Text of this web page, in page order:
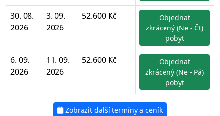
30. 08.
2026
3. 09.
2026
52.600 Kč
Objednat
zkrácený (Ne - Čt)
pobyt
6. 09.
2026
11. 09.
2026
52.600 Kč
Objednat
zkrácený (Ne - Pá)
pobyt
Zobrazit další termíny a ceník